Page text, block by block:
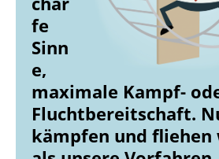
fe
Sinn
e,
maximale Kampf-
Fluchtbereitschaft.
kämpfen und fliehen